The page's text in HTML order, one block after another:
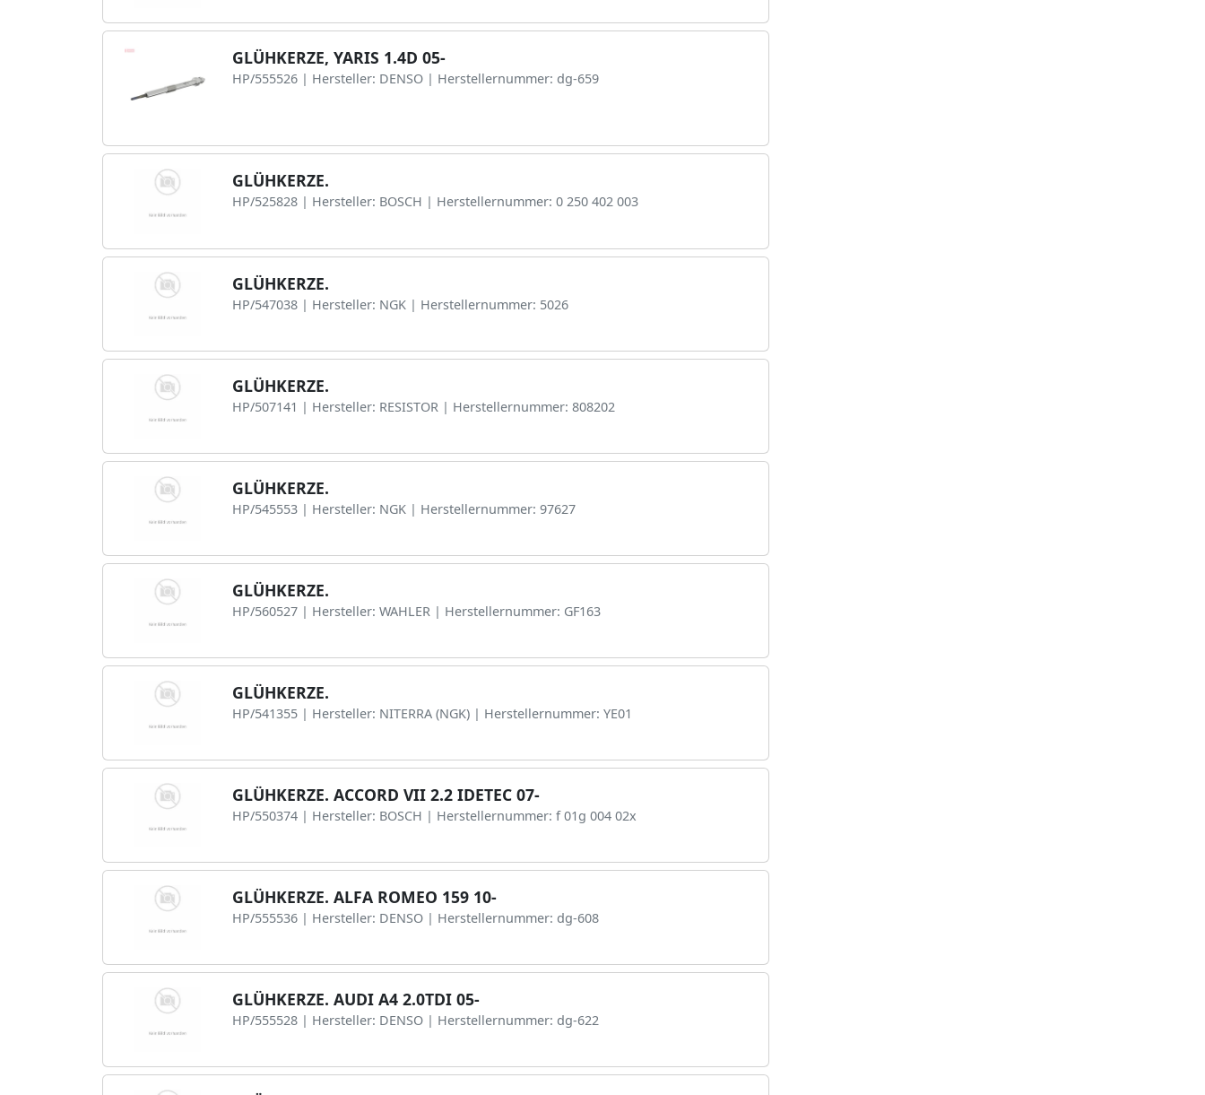
GLÜHKERZE, YARIS 1.4D 05-
HP/555526 | Hersteller: DENSO | Herstellernummer: dg-659
GLÜHKERZE.
HP/525828 | Hersteller: BOSCH | Herstellernummer: 0 250 402 003
GLÜHKERZE.
HP/547038 | Hersteller: NGK | Herstellernummer: 5026
GLÜHKERZE.
HP/507141 | Hersteller: RESISTOR | Herstellernummer: 808202
GLÜHKERZE.
HP/545553 | Hersteller: NGK | Herstellernummer: 97627
GLÜHKERZE.
HP/560527 | Hersteller: WAHLER | Herstellernummer: GF163
GLÜHKERZE.
HP/541355 | Hersteller: NITERRA (NGK) | Herstellernummer: YE01
GLÜHKERZE. ACCORD VII 2.2 IDETEC 07-
HP/550374 | Hersteller: BOSCH | Herstellernummer: f 01g 004 02x
GLÜHKERZE. ALFA ROMEO 159 10-
HP/555536 | Hersteller: DENSO | Herstellernummer: dg-608
GLÜHKERZE. AUDI A4 2.0TDI 05-
HP/555528 | Hersteller: DENSO | Herstellernummer: dg-622